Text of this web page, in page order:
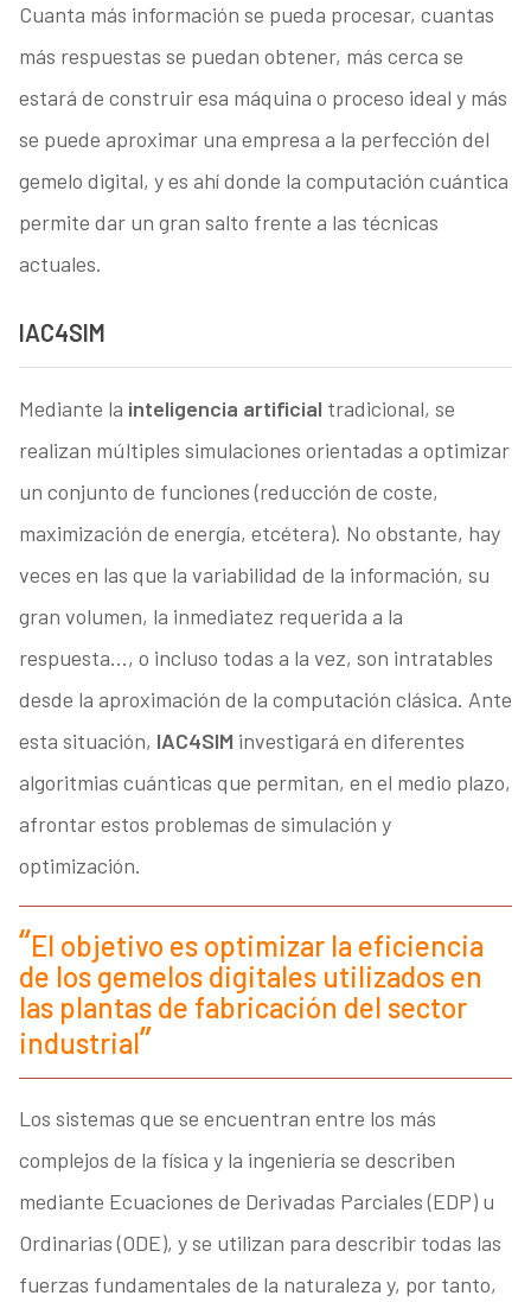
Cuanta más información se pueda procesar, cuantas
más respuestas se puedan obtener, más cerca se
estará de construir esa máquina o proceso ideal y más
se puede aproximar una empresa a la perfección del
gemelo digital, y es ahí donde la computación cuántica
permite dar un gran salto frente a las técnicas
actuales.
IAC4SIM
Mediante la inteligencia artificial tradicional, se
realizan múltiples simulaciones orientadas a optimizar
un conjunto de funciones (reducción de coste,
maximización de energía, etcétera). No obstante, hay
veces en las que la variabilidad de la información, su
gran volumen, la inmediatez requerida a la
respuesta…, o incluso todas a la vez, son intratables
desde la aproximación de la computación clásica. Ante
esta situación, IAC4SIM investigará en diferentes
algoritmias cuánticas que permitan, en el medio plazo,
afrontar estos problemas de simulación y
optimización.
El objetivo es optimizar la eficiencia
de los gemelos digitales utilizados en
las plantas de fabricación del sector
industrial
Los sistemas que se encuentran entre los más
complejos de la física y la ingeniería se describen
mediante Ecuaciones de Derivadas Parciales (EDP) u
Ordinarias (ODE), y se utilizan para describir todas las
fuerzas fundamentales de la naturaleza y, por tanto,